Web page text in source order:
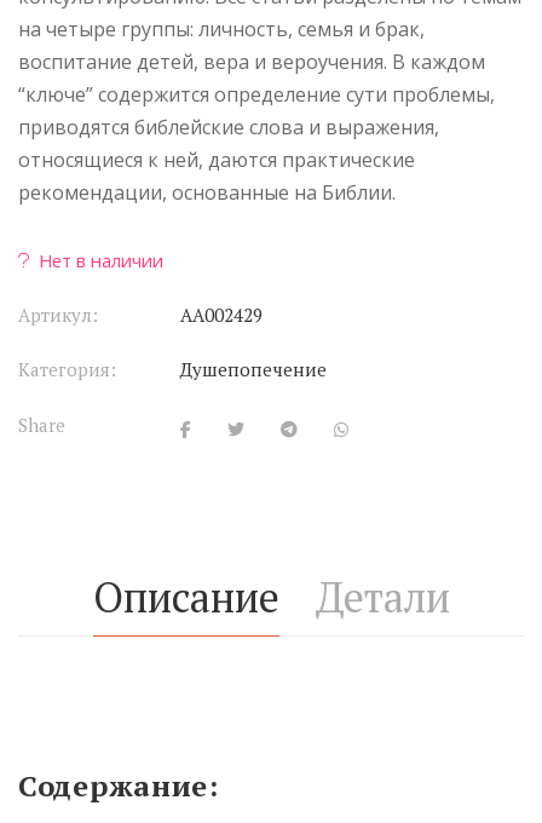
на четыре группы: личность, семья и брак,
воспитание детей, вера и вероучения. В каждом
“ключе” содержится определение сути проблемы,
приводятся библейские слова и выражения,
относящиеся к ней, даются практические
рекомендации, основанные на Библии.
Нет в наличии
Артикул: АА002429
Категория: Душепопечение
Share
Описание Детали
Содержание: